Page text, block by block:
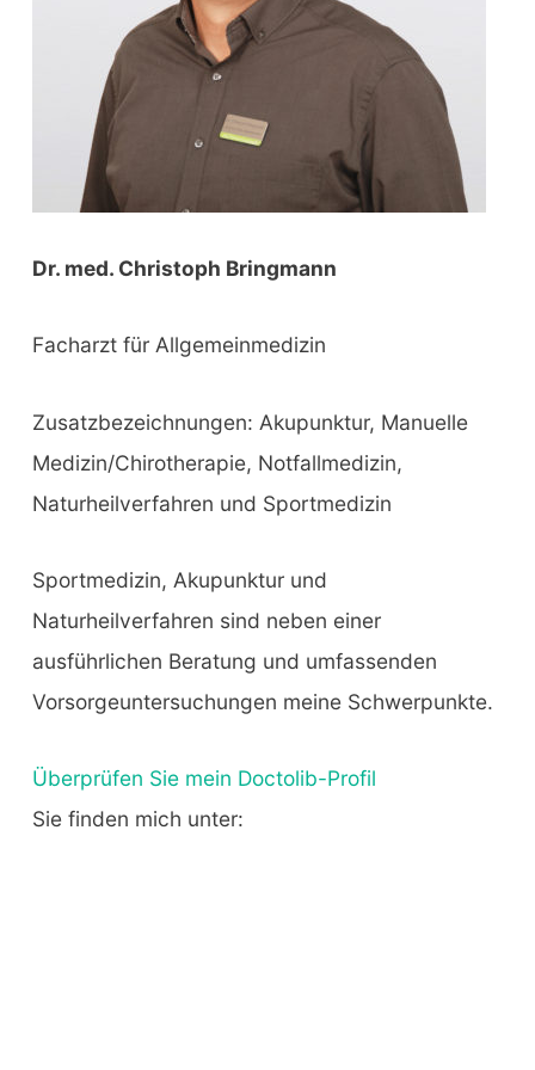
Dr. med. Christoph Bringmann
Facharzt für Allgemeinmedizin
Zusatzbezeichnungen: Akupunktur, Manuelle
Medizin/Chirotherapie, Notfallmedizin,
Naturheilverfahren und Sportmedizin
Sportmedizin, Akupunktur und
Naturheilverfahren sind neben einer
ausführlichen Beratung und umfassenden
Vorsorgeuntersuchungen meine Schwerpunkte.
Überprüfen Sie mein Doctolib-Profil
Sie finden mich unter: